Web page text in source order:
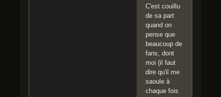
C'est couillu
de sa part
quand on
pense que
beaucoup de
fans, dont
moi (il faut
dire qu'il me
saoule à
chaque fois